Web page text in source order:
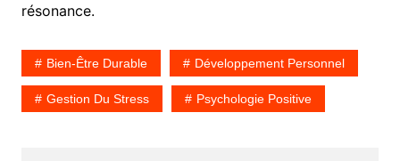
résonance.
Bien-Être Durable Développement Personnel
Gestion Du Stress Psychologie Positive